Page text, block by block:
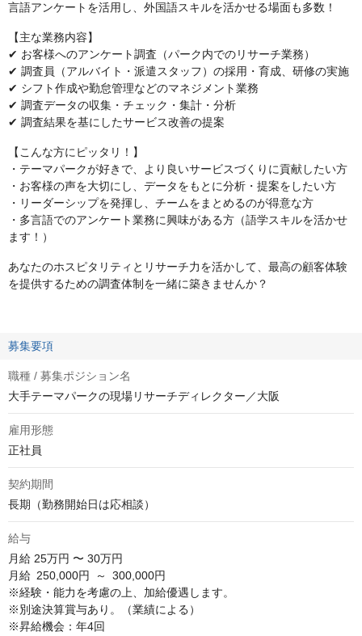
言語アンケートを活用し、外国語スキルを活かせる場面も多数！
【主な業務内容】
✔ お客様へのアンケート調査（パーク内でのリサーチ業務）
✔ 調査員（アルバイト・派遣スタッフ）の採用・育成、研修の実施
✔ シフト作成や勤怠管理などのマネジメント業務
✔ 調査データの収集・チェック・集計・分析
✔ 調査結果を基にしたサービス改善の提案
【こんな方にピッタリ！】
・テーマパークが好きで、より良いサービスづくりに貢献したい方
・お客様の声を大切にし、データをもとに分析・提案をしたい方
・リーダーシップを発揮し、チームをまとめるのが得意な方
・多言語でのアンケート業務に興味がある方（語学スキルを活かせ
ます！）
あなたのホスピタリティとリサーチ力を活かして、最高の顧客体験
を提供するための調査体制を一緒に築きませんか？
募集要項
職種 / 募集ポジション名
大手テーマパークの現場リサーチディレクター／大阪
雇用形態
正社員
契約期間
長期（勤務開始日は応相談）
給与
月給 25万円 〜 30万円
月給 250,000円 ～ 300,000円
※経験・能⼒を考慮の上、加給優遇します。
※別途決算賞与あり。（業績による）
※昇給機会：年4回